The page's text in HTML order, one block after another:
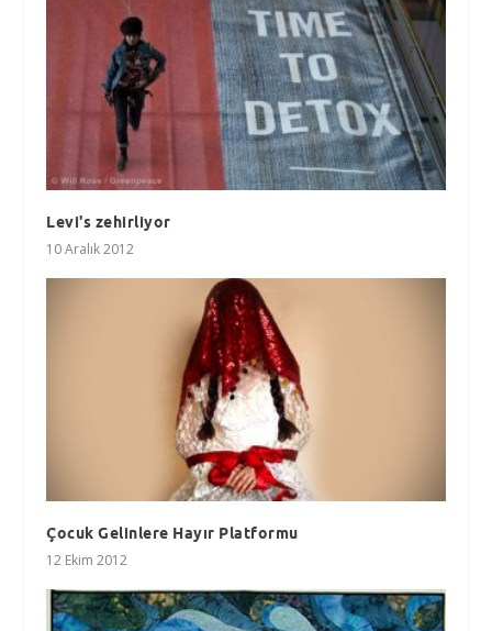
Levi's zehirliyor
10 Aralık 2012
Çocuk Gelinlere Hayır Platformu
12 Ekim 2012